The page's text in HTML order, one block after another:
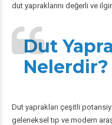
dut yapraklarını değerli ve
Dut
Nelerdir?
Dut yaprakları çeşitli
geleneksel tıp ve modern